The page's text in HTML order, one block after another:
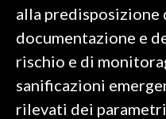
alla predisposizione
documentazione e
rischio e di
sanificazioni
rilevati dei